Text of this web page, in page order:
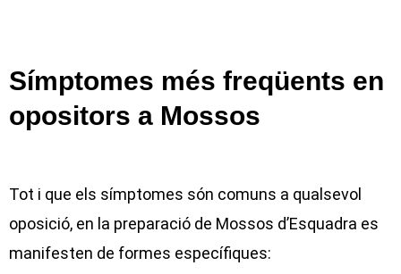
Símptomes més freqüents en
opositors a Mossos
Tot i que els símptomes són comuns a qualsevol
oposició, en la preparació de Mossos d’Esquadra es
manifesten de formes específiques: